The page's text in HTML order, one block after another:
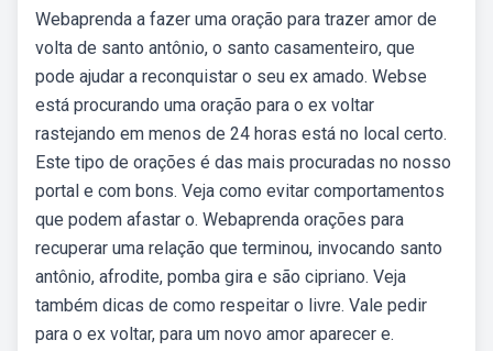
Webaprenda a fazer uma oração para trazer amor de
volta de santo antônio, o santo casamenteiro, que
pode ajudar a reconquistar o seu ex amado. Webse
está procurando uma oração para o ex voltar
rastejando em menos de 24 horas está no local certo.
Este tipo de orações é das mais procuradas no nosso
portal e com bons. Veja como evitar comportamentos
que podem afastar o. Webaprenda orações para
recuperar uma relação que terminou, invocando santo
antônio, afrodite, pomba gira e são cipriano. Veja
também dicas de como respeitar o livre. Vale pedir
para o ex voltar, para um novo amor aparecer e.